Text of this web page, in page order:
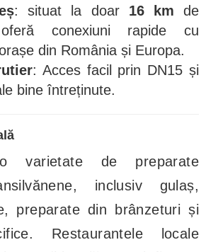
: situat la doar 16 km de
oferă conexiuni rapide cu
din România și Europa.
: Acces facil prin DN15 și
bine întreținute.
varietate de preparate
inclusiv gulaș,
preparate din brânzeturi și
Restaurantele locale